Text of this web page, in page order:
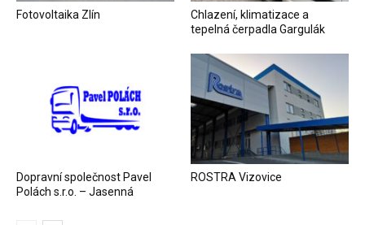
Fotovoltaika Zlín
Chlazení, klimatizace a
tepelná čerpadla Gargulák
Dopravní společnost Pavel
Polách s.r.o. – Jasenná
ROSTRA Vizovice